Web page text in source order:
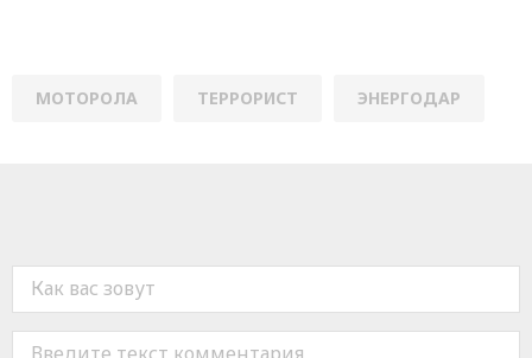
МОТОРОЛА ТЕРРОРИСТ ЭНЕРГОДАР